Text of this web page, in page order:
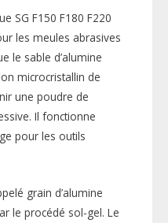
SG F150 F180 F220
les meules abrasives
le sable d’alumine
microcristallin de
une poudre de
Il fonctionne
pour les outils
grain d’alumine
le procédé sol-gel. Le